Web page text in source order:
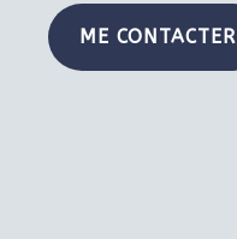
ME CONTACTER